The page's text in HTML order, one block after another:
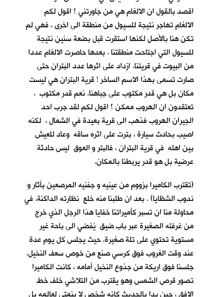
اقصد بالقول ان الالغام هي من جاورتني ؟ اقول لكم
الالغام تهاجر نتيجة للسيول من منطقة الى اخرى ، فهي لم
تكن هنا بالأصل لكنها استقرت قبل بضعة سنين نتيجة
للسيول التي اجتاحت منطقتنا . بعدها حاصرت الالغام عددا
من البيوت في قريتنا. ازداد على اثرها عدد البتران حتى
صارت تسمى بهذا الاسم الساخر ! قرية البتران هي ليست
مكان بل هي قدر مكتوب على جباهنا. نعم قدر مكتوب ،
تعتقدون ان الهروب ممكن ؟ اقول لكم لقد جرب احد
الجيران الهروب فذهب الى قرية بعيدة في الشمال ، لكنه
اصيب بحادث سيارة ، بترت على اثره ساقه وعاد للعيش
بين اهله في قرية البتران ، فالبتر و العوق ليس حادثة
عرضية بل هو قدر يربطنا بالمكان.
(تقترب الكاميرا بزووم من عينيه و جفنيه المرصعين بأثار و
ندوب الشظايا) . بعد ان طلبنا منه خلع نظارته الداكنة. في
محاولة منا ان تسبر كأميراتنا خفايا هذا الرجل الذي خرج
من غرفته الصغيرة عبر باب ضيق يُفضي الى باحة غير
مستوية تحتوي على تلة صغيرة. حيث يجلس كل يوم عدة
عند وقت الغروب فوق كرسي صنع من خوص سعف النخيل.
جلسنا فوق اريكة من جذوع النخيل أمامه ، كانت الكاميرا
تصور قرص الشمس وهو يقترب من التلاشي خلف خط